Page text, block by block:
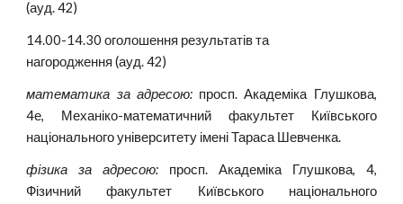
(ауд. 42)
14.00-14.30 оголошення результатів та
нагородження (ауд. 42)
математика за адресою:просп. Академіка Глушкова,
4е, Механіко-математичний факультет Київського
національного університету імені Тараса Шевченка.
фізика за адресою: просп. Академіка Глушкова, 4,
Фізичний факультет Київського національного